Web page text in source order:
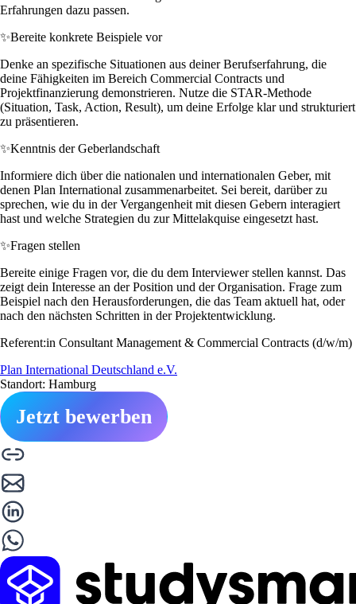
Erfahrungen dazu passen.
✨Bereite konkrete Beispiele vor
Denke an spezifische Situationen aus deiner Berufserfahrung, die
deine Fähigkeiten im Bereich Commercial Contracts und
Projektfinanzierung demonstrieren. Nutze die STAR-Methode
(Situation, Task, Action, Result), um deine Erfolge klar und strukturiert
zu präsentieren.
✨Kenntnis der Geberlandschaft
Informiere dich über die nationalen und internationalen Geber, mit
denen Plan International zusammenarbeitet. Sei bereit, darüber zu
sprechen, wie du in der Vergangenheit mit diesen Gebern interagiert
hast und welche Strategien du zur Mittelakquise eingesetzt hast.
✨Fragen stellen
Bereite einige Fragen vor, die du dem Interviewer stellen kannst. Das
zeigt dein Interesse an der Position und der Organisation. Frage zum
Beispiel nach den Herausforderungen, die das Team aktuell hat, oder
nach den nächsten Schritten in der Projektentwicklung.
Referent:in Consultant Management & Commercial Contracts (d/w/m)
Plan International Deutschland e.V.
Standort: Hamburg
Jetzt bewerben